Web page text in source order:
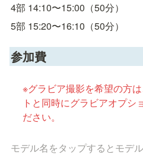
4部 14:10〜15:00（50分）
5部 15:20〜16:10（50分）
参加費
※グラビア撮影を希望の方
トと同時にグラビアオプシ
ださい。
モデル名をタップするとモデ